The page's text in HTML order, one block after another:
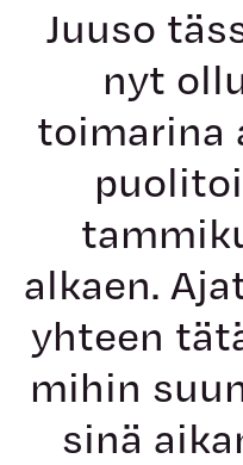
Juuso
nyt
toimarina
alkaen.
yhteen
mihin
sinä